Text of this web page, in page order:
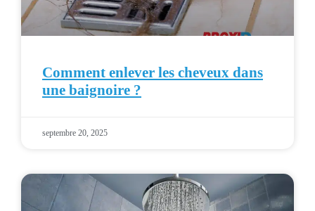
Comment enlever les cheveux dans
une baignoire ?
septembre 20, 2025